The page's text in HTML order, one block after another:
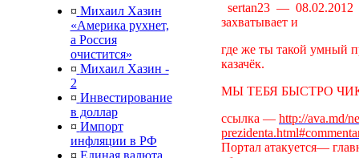
¤ Михаил Хазин
«Америка рухнет,
а Россия
очистится»
¤ Михаил Хазин -
2
¤ Инвестирование
в доллар
¤ Импорт
инфляции в РФ
¤ Единая валюта
sertan23 —
захватывает и
где же ты такой умный
казачёк.
МЫ ТЕБЯ БЫСТРО
ссылка — http://ava.md/
Портал атакуется—